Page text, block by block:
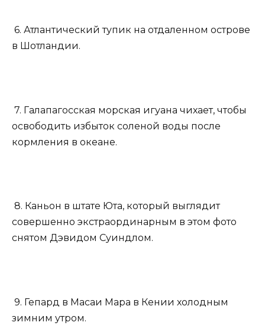
6. Атлантический тупик на отдаленном острове
в Шотландии.
7. Галапагосская морская игуана чихает, чтобы
освободить избыток соленой воды после
кормления в океане.
8. Каньон в штате Юта, который выглядит
совершенно экстраординарным в этом фото
снятом Дэвидом Суиндлом.
9. Гепард в Масаи Мара в Кении холодным
зимним утром.